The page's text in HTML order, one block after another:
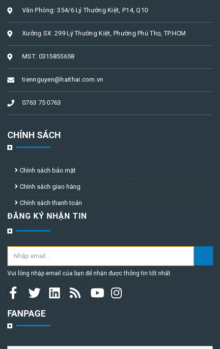
Văn Phòng: 354/6 Lý Thường Kiệt, P14, Q10
Xưởng SX: 299 Lý Thường Kiệt, Phường Phú Thọ, TP.HCM
MST: 0315855658
tiennguyen@haithai.com.vn
0763 75 0763
CHÍNH SÁCH
Chính sách bảo mật
Chính sách giao hàng
Chính sách thanh toán
ĐĂNG KÝ NHẬN TIN
Vui lòng nhập email của bạn để nhận được thông tin tốt nhất
FANPAGE